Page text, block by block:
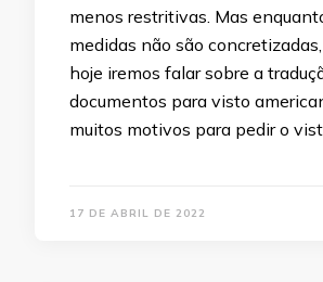
menos restritivas. Mas
medidas não são
hoje iremos falar sobre a
documentos para visto
muitos motivos para pedir o
17 DE ABRIL DE 2022